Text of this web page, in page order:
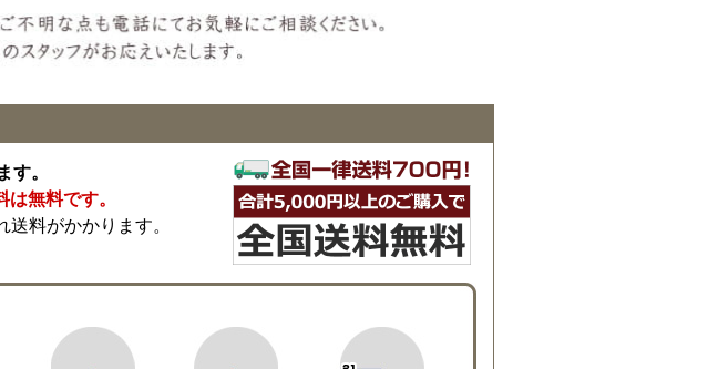
す。
無料です。
料がかかります。